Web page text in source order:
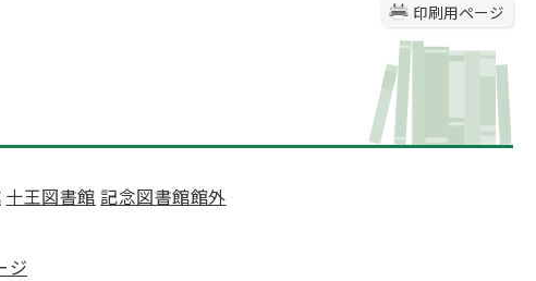
印刷用ページ
十王図書館 記念図書館館外
ジ